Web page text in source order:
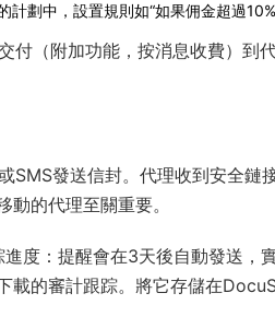
計劃中，設置規則如“如果佣金超過
付（附加功能，按消息收費）到
SMS發送信封。代理收到安全
的代理至關重要。
度：提醒會在3天後自動發送，
載的審計跟踪。將它存儲在